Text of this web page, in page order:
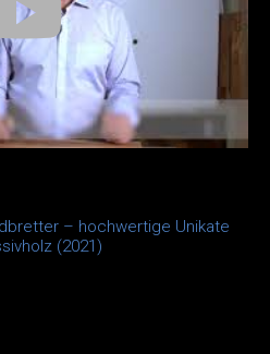
– hochwertige Unikate
(2021)